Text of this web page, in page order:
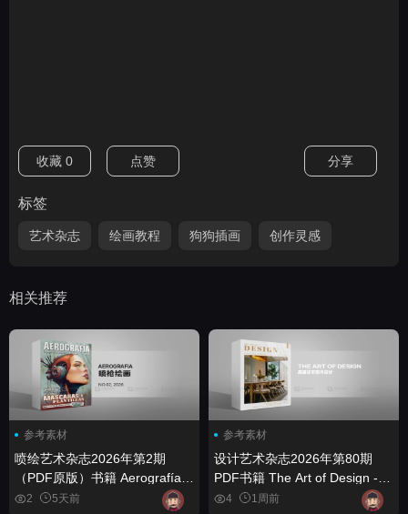
收藏 0 点赞 分享
标签
艺术杂志 绘画教程 狗狗插画 创作灵感
相关推荐
参考素材
喷绘艺术杂志2026年第2期
（PDF原版）书籍 Aerografía -
No.02, 2026 (True PDF) - book
2 5天前
参考素材
设计艺术杂志2026年第80期
PDF书籍 The Art of Design -
Issue 80, 2026 (PDF) - book
4 1周前